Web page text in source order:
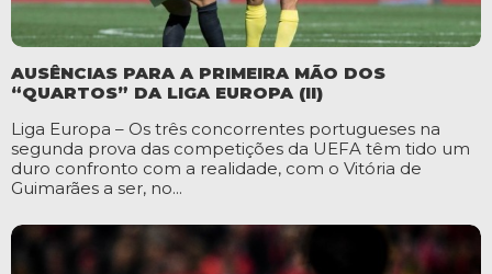
AUSÊNCIAS PARA A PRIMEIRA MÃO DOS
“QUARTOS” DA LIGA EUROPA (II)
Liga Europa – Os três concorrentes portugueses na
segunda prova das competições da UEFA têm tido um
duro confronto com a realidade, com o Vitória de
Guimarães a ser, no...